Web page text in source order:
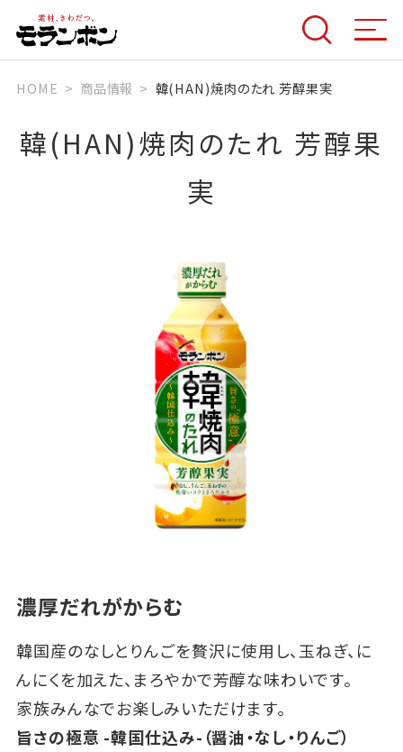
HOME 商品情報 韓(HAN)焼肉のたれ 芳醇果実
韓(HAN)焼肉のたれ 芳醇果
実
濃厚だれがからむ
韓国産のなしとりんごを贅沢に使用し、玉ねぎ、に
んにくを加えた、まろやかで芳醇な味わいです。
家族みんなでお楽しみいただけます。
旨さの極意 -韓国仕込み-（醤油・なし・りんご）